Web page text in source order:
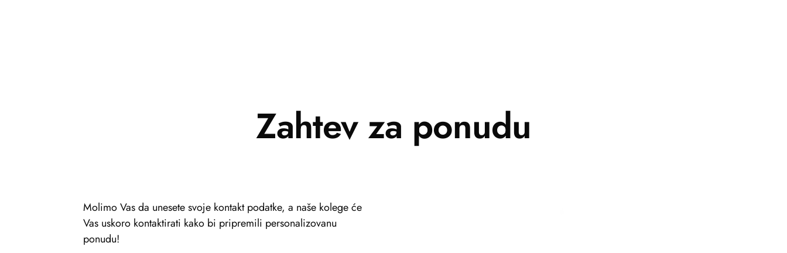
Zahtev za ponudu
Molimo Vas da unesete svoje kontakt podatke, a naše kolege će
Vas uskoro kontaktirati kako bi pripremili personalizovanu
ponudu!